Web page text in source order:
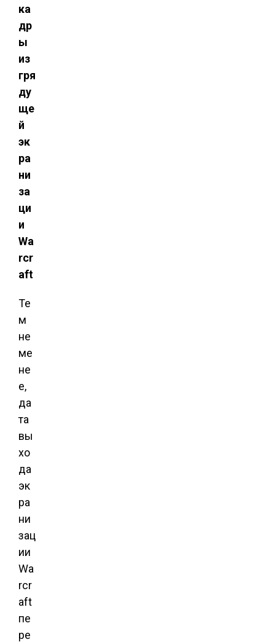
ка
др
ы
из
гря
ду
ще
й
эк
ра
ни
за
ци
и
Wa
rcr
aft
Те
м
не
ме
не
е,
да
та
вы
хо
да
эк
ра
ни
зац
ии
Wa
rcr
aft
пе
ре